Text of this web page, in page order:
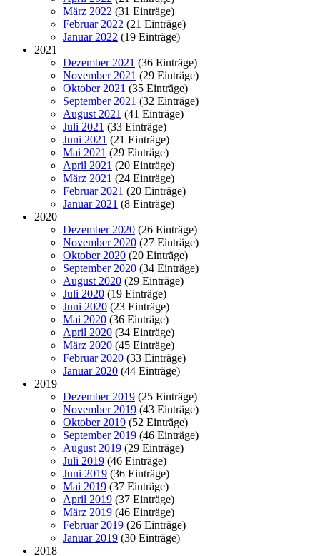
März 2022 (31 Einträge)
Februar 2022 (21 Einträge)
Januar 2022 (19 Einträge)
2021
Dezember 2021 (36 Einträge)
November 2021 (29 Einträge)
Oktober 2021 (35 Einträge)
September 2021 (32 Einträge)
August 2021 (41 Einträge)
Juli 2021 (33 Einträge)
Juni 2021 (21 Einträge)
Mai 2021 (29 Einträge)
April 2021 (20 Einträge)
März 2021 (24 Einträge)
Februar 2021 (20 Einträge)
Januar 2021 (8 Einträge)
2020
Dezember 2020 (26 Einträge)
November 2020 (27 Einträge)
Oktober 2020 (20 Einträge)
September 2020 (34 Einträge)
August 2020 (29 Einträge)
Juli 2020 (19 Einträge)
Juni 2020 (23 Einträge)
Mai 2020 (36 Einträge)
April 2020 (34 Einträge)
März 2020 (45 Einträge)
Februar 2020 (33 Einträge)
Januar 2020 (44 Einträge)
2019
Dezember 2019 (25 Einträge)
November 2019 (43 Einträge)
Oktober 2019 (52 Einträge)
September 2019 (46 Einträge)
August 2019 (29 Einträge)
Juli 2019 (46 Einträge)
Juni 2019 (36 Einträge)
Mai 2019 (37 Einträge)
April 2019 (37 Einträge)
März 2019 (46 Einträge)
Februar 2019 (26 Einträge)
Januar 2019 (30 Einträge)
2018